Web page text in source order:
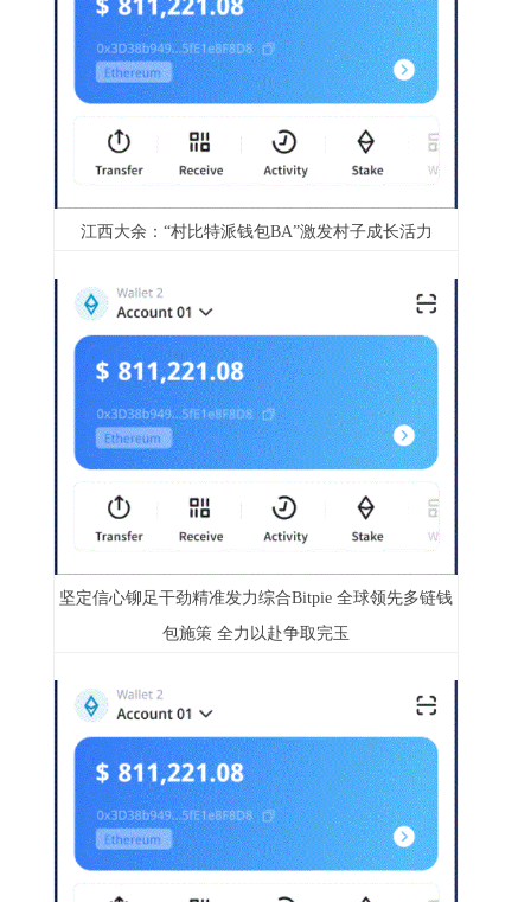
江西大余：“村比特派钱包BA”激发村子成长活力
坚定信心铆足干劲精准发力综合Bitpie 全球领先多链钱
包施策 全力以赴争取完玉